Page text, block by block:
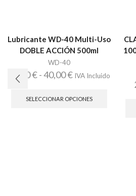
Lubricante WD-40 Multi-Uso
DOBLE ACCIÓN 500ml
WD-40
14,50€-40,00€Rango
precios:
IVA Incluido
SELECCIONAR OPCIONES